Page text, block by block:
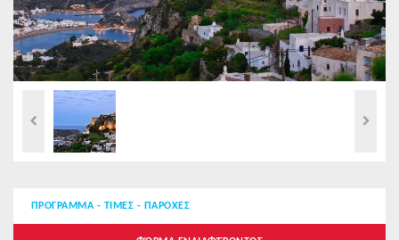
ΠΡΟΓΡΑΜΜΑ - ΤΙΜΕΣ - ΠΑΡΟΧΕΣ